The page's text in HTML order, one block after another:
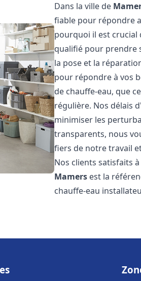
Dans la ville de
fiable pour répondre
pourquoi il est crucial
qualifié pour prendre
la pose et la
pour répondre à vos
de chauffe-eau, que
régulière. Nos délais
minimiser les
transparents, nous
fiers de notre travail
Nos clients satisfaits à
Mamers est la
chauffe-eau